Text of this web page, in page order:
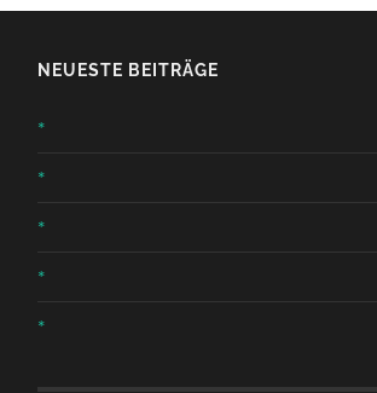
NEUESTE BEITRÄGE
*
*
*
*
*